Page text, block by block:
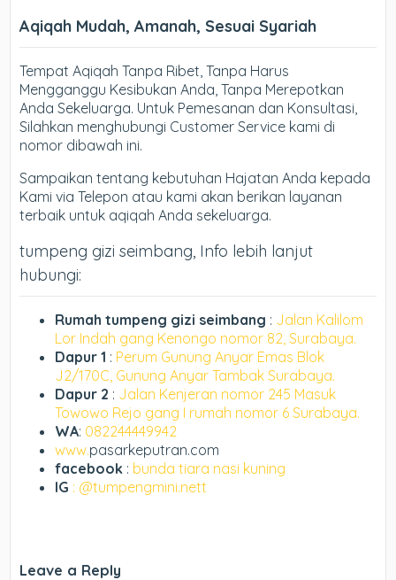
Aqiqah Mudah, Amanah, Sesuai Syariah
Tempat Aqiqah Tanpa Ribet, Tanpa Harus
Mengganggu Kesibukan Anda, Tanpa Merepotkan
Anda Sekeluarga. Untuk Pemesanan dan Konsultasi,
Silahkan menghubungi Customer Service kami di
nomor dibawah ini.
Sampaikan tentang kebutuhan Hajatan Anda kepada
Kami via Telepon atau kami akan berikan layanan
terbaik untuk aqiqah Anda sekeluarga.
tumpeng gizi seimbang, Info lebih lanjut
hubungi:
Rumah tumpeng gizi seimbang : Jalan Kalilom
Lor Indah gang Kenongo nomor 82, Surabaya.
Dapur 1 : Perum Gunung Anyar Emas Blok
J2/170C, Gunung Anyar Tambak Surabaya.
Dapur 2 : Jalan Kenjeran nomor 245 Masuk
Towowo Rejo gang I rumah nomor 6 Surabaya.
WA: 082244449942
www.pasarkeputran.com
facebook : bunda tiara nasi kuning
IG : @tumpengmini.nett
Leave a Reply